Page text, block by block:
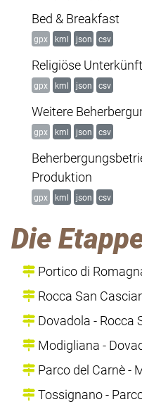
Bed & Breakfast
gpx kml json csv
Religiöse
gpx kml json csv
Weitere
gpx kml json csv
Produktion
gpx kml json csv
Die
Portico di
Rocca San
Dovadola - Rocca
Modigliana -
Parco del Carnè -
Tossignano -